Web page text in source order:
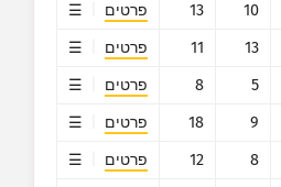
10
13
פרטים
13
11
פרטים
5
8
פרטים
9
18
פרטים
8
12
פרטים